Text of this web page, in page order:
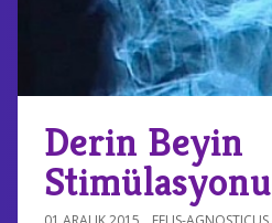
Derin Beyin
Stimülasyonu